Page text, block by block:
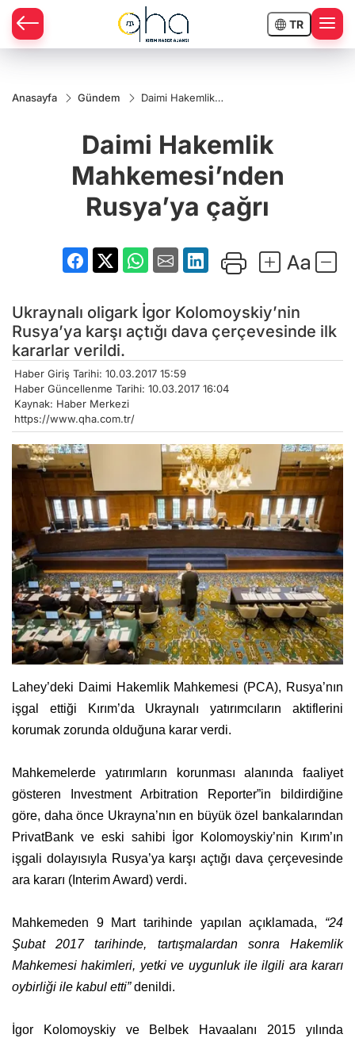
TR
Anasayfa Gündem
Daimi Hakemlik
Daimi Hakemlik
Mahkemesi’nden
Rusya’ya çağrı
Ukraynalı oligark İgor Kolomoyskiy’nin
Rusya’ya karşı açtığı dava çerçevesinde ilk
kararlar verildi.
Haber Giriş Tarihi: 10.03.2017 15:59
Haber Güncellenme Tarihi: 10.03.2017 16:04
Kaynak: Haber Merkezi
https://www.qha.com.tr/
Lahey’deki Daimi Hakemlik Mahkemesi (PCA), Rusya’nın
işgal ettiği Kırım’da Ukraynalı yatırımcıların aktiflerini
korumak zorunda olduğuna karar verdi.
Mahkemelerde yatırımların korunması alanında faaliyet
gösteren Investment Arbitration Reporter”in bildirdiğine
göre, daha önce Ukrayna’nın en büyük özel bankalarından
PrivatBank ve eski sahibi İgor Kolomoyskiy’nin Kırım’ın
işgali dolayısıyla Rusya’ya karşı açtığı dava çerçevesinde
ara kararı (Interim Award) verdi.
Mahkemeden 9 Mart tarihinde yapılan açıklamada, “24
Şubat 2017 tarihinde, tartışmalardan sonra Hakemlik
Mahkemesi hakimleri, yetki ve uygunluk ile ilgili ara kararı
oybirliği ile kabul etti”denildi.
İgor Kolomoyskiy ve Belbek Havaalanı 2015 yılında